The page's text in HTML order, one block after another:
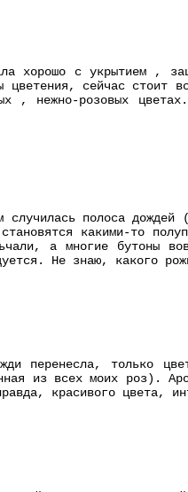
хорошо с укрытием ,
цветения, сейчас стоит
нежно-розовых
случилась полоса
какими-то
а многие бутоны
Не знаю, какого
перенесла, только
из всех моих роз).
красивого цвета,